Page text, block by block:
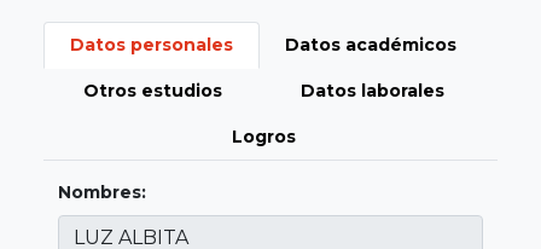
Datos personales Datos académicos
Otros estudios Datos laborales
Logros
Nombres: